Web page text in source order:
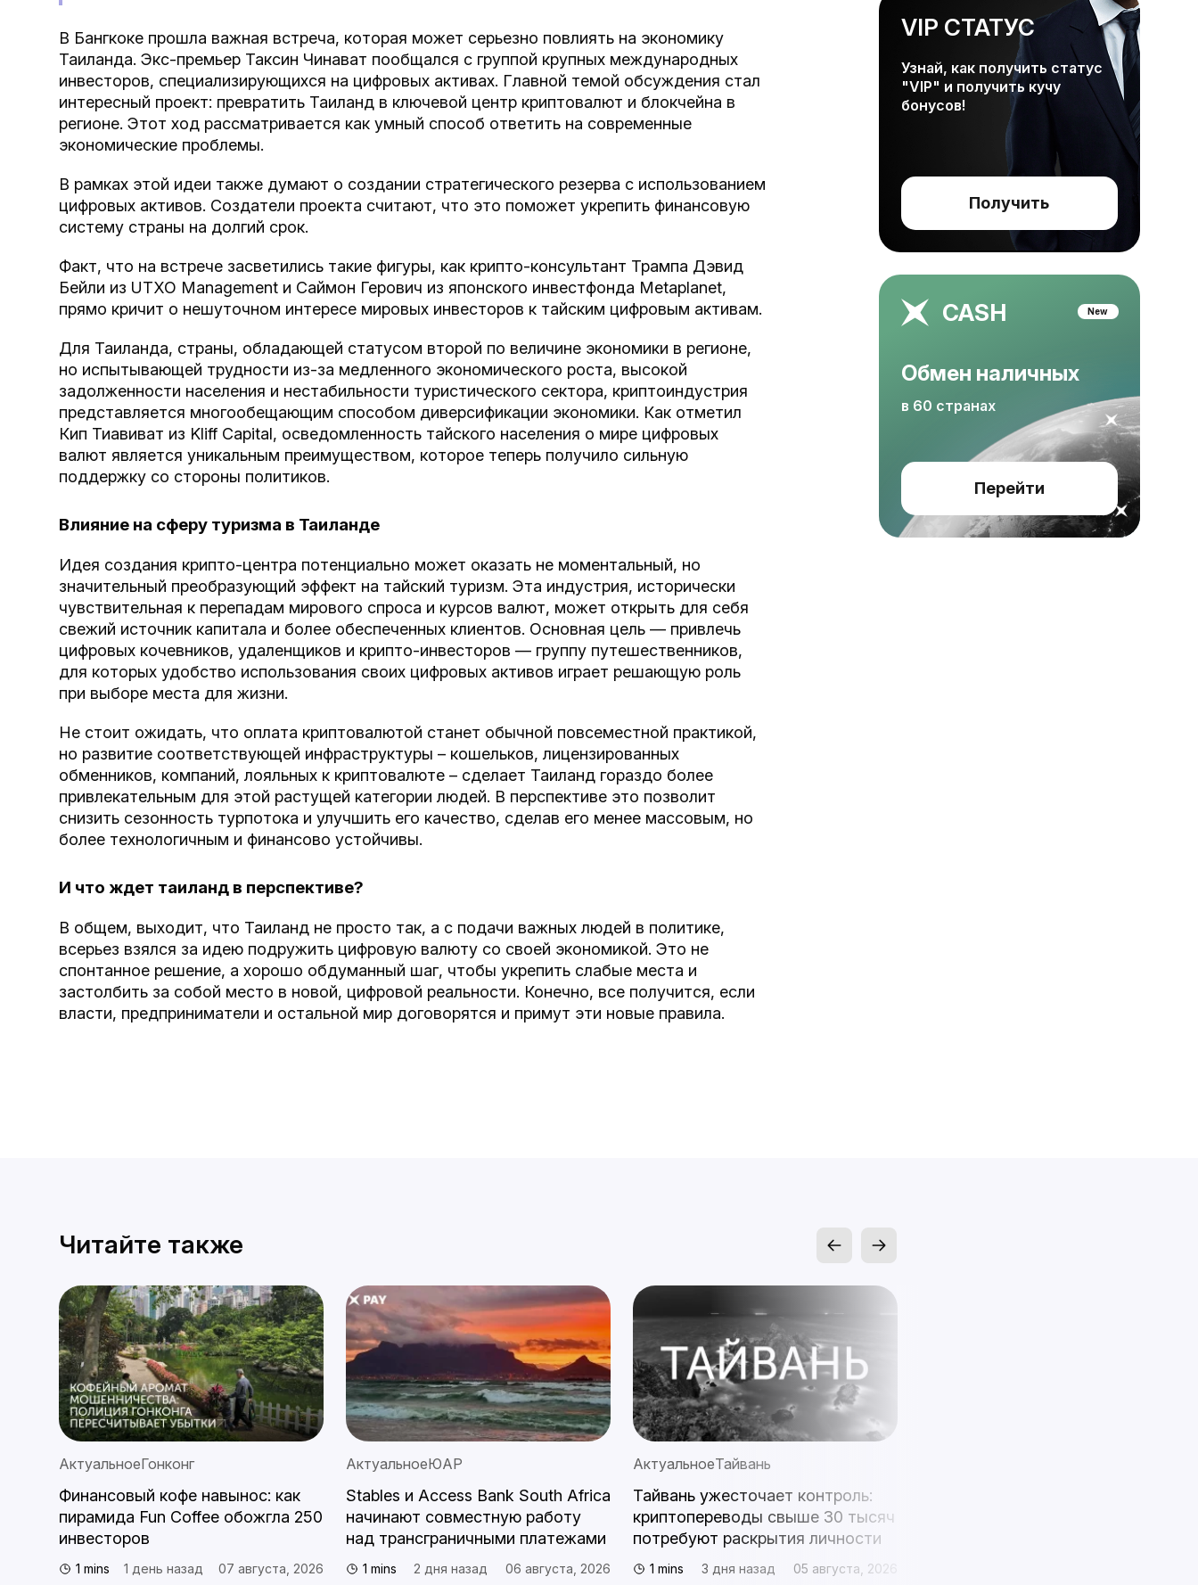
В Бангкоке прошла важная встреча, которая может серьезно повлиять на экономику
Таиланда. Экс-премьер Таксин Чинават пообщался с группой крупных международных
инвесторов, специализирующихся на цифровых активах. Главной темой обсуждения стал
интересный проект: превратить Таиланд в ключевой центр криптовалют и блокчейна в
регионе. Этот ход рассматривается как умный способ ответить на современные
экономические проблемы.
В рамках этой идеи также думают о создании стратегического резерва с использованием
цифровых активов. Создатели проекта считают, что это поможет укрепить финансовую
систему страны на долгий срок.
Факт, что на встрече засветились такие фигуры, как крипто-консультант Трампа Дэвид
Бейли из UTXO Management и Саймон Герович из японского инвестфонда Metaplanet,
прямо кричит о нешуточном интересе мировых инвесторов к тайским цифровым активам.
Для Таиланда, страны, обладающей статусом второй по величине экономики в регионе,
но испытывающей трудности из-за медленного экономического роста, высокой
задолженности населения и нестабильности туристического сектора, криптоиндустрия
представляется многообещающим способом диверсификации экономики. Как отметил
Кип Тиавиват из Kliff Capital, осведомленность тайского населения о мире цифровых
валют является уникальным преимуществом, которое теперь получило сильную
поддержку со стороны политиков.
Влияние на сферу туризма в Таиланде
Идея создания крипто-центра потенциально может оказать не моментальный, но
значительный преобразующий эффект на тайский туризм. Эта индустрия, исторически
чувствительная к перепадам мирового спроса и курсов валют, может открыть для себя
свежий источник капитала и более обеспеченных клиентов. Основная цель — привлечь
цифровых кочевников, удаленщиков и крипто-инвесторов — группу путешественников,
для которых удобство использования своих цифровых активов играет решающую роль
при выборе места для жизни.
Не стоит ожидать, что оплата криптовалютой станет обычной повсеместной практикой,
но развитие соответствующей инфраструктуры – кошельков, лицензированных
обменников, компаний, лояльных к криптовалюте – сделает Таиланд гораздо более
привлекательным для этой растущей категории людей. В перспективе это позволит
снизить сезонность турпотока и улучшить его качество, сделав его менее массовым, но
более технологичным и финансово устойчивы.
И что ждет таиланд в перспективе?
В общем, выходит, что Таиланд не просто так, а с подачи важных людей в политике,
всерьез взялся за идею подружить цифровую валюту со своей экономикой. Это не
спонтанное решение, а хорошо обдуманный шаг, чтобы укрепить слабые места и
застолбить за собой место в новой, цифровой реальности. Конечно, все получится, если
власти, предприниматели и остальной мир договорятся и примут эти новые правила.
VIP СТАТУС
Узнай, как получить статус
"VIP" и получить кучу
бонусов!
Получить
CASH
Обмен наличных
в 60 странах
Перейти
New
Читайте также
АктуальноеГонконг
Финансовый кофе навынос: как
пирамида Fun Coffee обожгла 250
инвесторов
1 mins 1 день назад 07 августа, 2026
АктуальноеЮАР
Stables и Access Bank South Africa
начинают совместную работу
над трансграничными платежами
1 mins 2 дня назад 06 августа, 2026
АктуальноеТайвань
Тайвань ужесточает контроль:
криптопереводы свыше 30 тысяч
потребуют раскрытия личности
1 mins 3 дня назад 05 августа, 2026